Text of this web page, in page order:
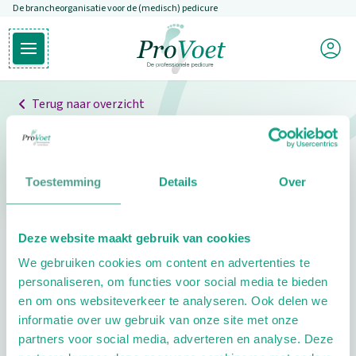
Toestemming Details Over
Deze website maakt gebruik van cookies
We gebruiken cookies om content en advertenties te
personaliseren, om functies voor social media te bieden
en om ons websiteverkeer te analyseren. Ook delen we
informatie over uw gebruik van onze site met onze
partners voor social media, adverteren en analyse. Deze
Overslaan en naar de inhoud gaan
De brancheorganisatie voor de (medisch) pedicure
Open hoofdmenu
Ga naar de homepagina
Mijn
Terug naar overzicht
Professionals
Pedicure niet gevonden
pedicure.